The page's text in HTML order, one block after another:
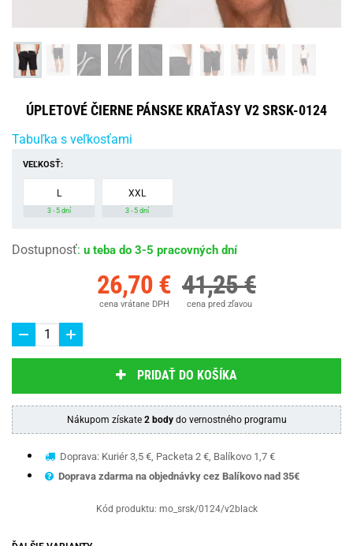
ÚPLETOVÉ ČIERNE PÁNSKE KRAŤASY V2 SRSK-0124
Tabuľka s veľkosťami
VEĽKOSŤ:
L
3 - 5 dní
XXL
3 - 5 dní
Dostupnosť: u teba do 3-5 pracovných dní
26,70 €
cena vrátane DPH
41,25 €
cena pred zľavou
PRIDAŤ DO KOŠÍKA
Nákupom získate 2 bodydo vernostného programu
Doprava: Kuriér 3,5 €, Packeta 2 €, Balíkovo 1,7 €
Doprava zdarma na objednávky cez Balíkovo nad 35€
Kód produktu: mo_srsk/0124/v2black